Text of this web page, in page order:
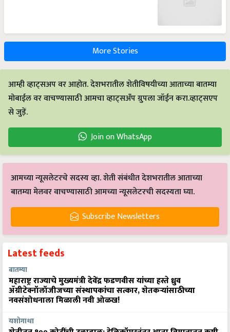
More Stories
आम्ही व्हाट्सअप वर आहोत. देशभरातील शेतीविषयीच्या आताच्या बातम्या
मोबाईल वर वाचण्यासाठी आमचा व्हाट्सअँप ग्रुपला जॉईन करा.व्हाट्सएप
से जुड़ें.
Join on WhatsApp
आमच्या न्यूसलेटरचे सदस्य व्हा. शेती संबंधीत देशभरातील आताच्या
बातम्या मेलवर वाचण्यासाठी आमच्या न्यूसलेटरची सदस्यता घ्या.
Subscribe Newsletters
Latest feeds
बातम्या
महाराष्ट्र राज्याचे मुख्यमंत्री देवेंद्र फडणवीस यांच्या हस्ते ध्रुव
ॲग्रीटेक्नॉलॉजीजच्या संस्थापकांचा सत्कार, शेतकऱ्यांसाठीच्या
नवसंशोधनाला मिळाली नवी ओळख!
यशोगाथा